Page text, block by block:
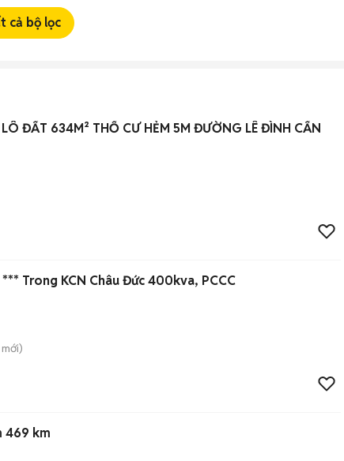
cả bộ lọc
ĐẤT 634M² THỔ CƯ HẺM 5M ĐƯỜNG LÊ ĐÌNH CẨN
Trong KCN Châu Đức 400kva, PCCC
mới)
469 km